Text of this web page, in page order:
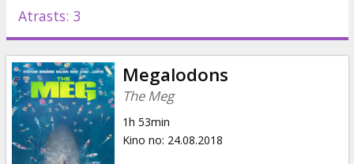
Pasākumi
Ziņas
Dāvanu
kartes
Atrasts: 3
Megalodons
The Meg
1h 53min
Kino no: 24.08.2018